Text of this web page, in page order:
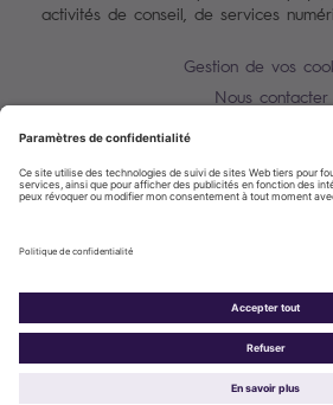
activités de conseil, de services
Gestion de vos
Nous contacter
Alerte Tentative d'escroquerie /
Accessibilité :